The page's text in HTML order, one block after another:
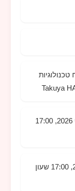
Takuya
8 ביולי 2026, 17:00
29 ביולי 2026, 17:00 שעון